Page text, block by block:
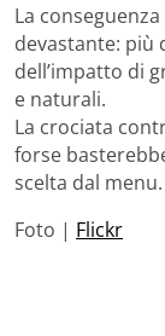
La
devastante: più
dell’impatto di
e naturali.
La crociata
forse
scelta dal menu.
Foto | Flickr